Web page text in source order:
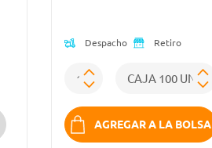
Despacho Retiro
AGREGAR A LA BOLSA